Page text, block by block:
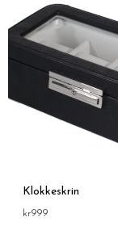
Klokkeskrin
kr999